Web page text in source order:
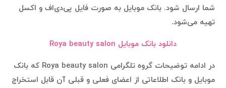
شما ارسال شود. بانک موبایل به صورت فایل پی‌دی‌اف و اکسل
تهیه می‌شود.
دانلود بانک موبایل Roya beauty salon
در ادامه توضیحات گروه تلگرامی Roya beauty salon که بانک
موبایل و بانک اطلاعاتی از اعضای فعلی و قبلی آن قابل استخراج